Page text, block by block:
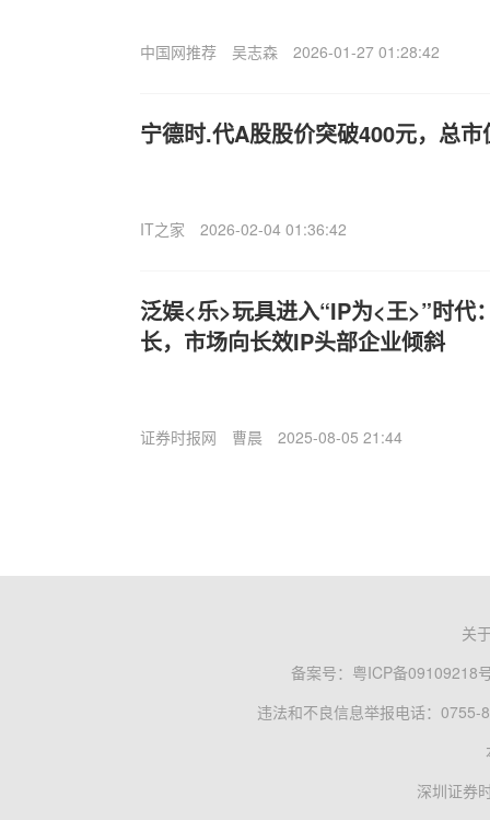
中国网推荐 吴志森 2026-01-27 01:28:42
宁德时.代A股股价突破400元，总
IT之家 2026-02-04 01:36:42
泛娱<乐>玩具进入“IP为<王>”时代
长，市场向长效IP头部企业倾斜
证券时报网 曹晨 2025-08-05 21:44
关
备案号： 粤ICP备09109218
违法和不良信息举报电话：0755-
深圳证券